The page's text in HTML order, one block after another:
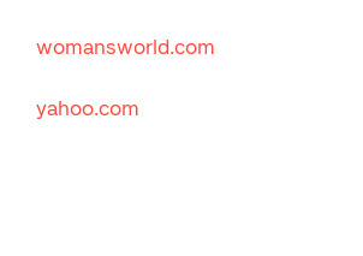
womansworld.com
yahoo.com